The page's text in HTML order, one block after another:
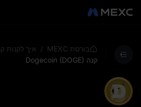
בורסת MEXC / איך לקנות
קנה Dogecoin (DOGE)